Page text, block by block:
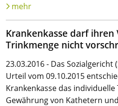
mehr
Krankenkasse darf ihren
Trinkmenge nicht
23.03.2016 - Das Sozialgericht
Urteil vom 09.10.2015
Krankenkasse das
Gewährung von Kathetern